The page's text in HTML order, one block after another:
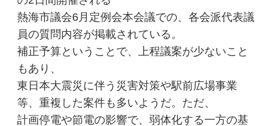
熱海市議会6月定例会本会議での、各会派代表議
員の質問内容が掲載されている。
補正予算ということで、上程議案が少ないこと
もあり、
東日本大震災に伴う災害対策や駅前広場事業
等、重複した案件も多いようだ。ただ、
計画停電や節電の影響で、弱体化する一方の基